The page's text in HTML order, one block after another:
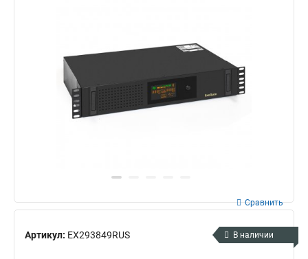
Артикул: EX293849RUS
Сравнить
В наличии